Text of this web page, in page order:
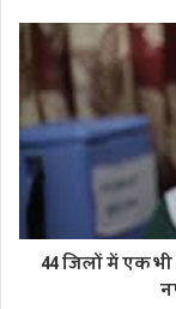
अभियान को हर
44 जिलों में एक